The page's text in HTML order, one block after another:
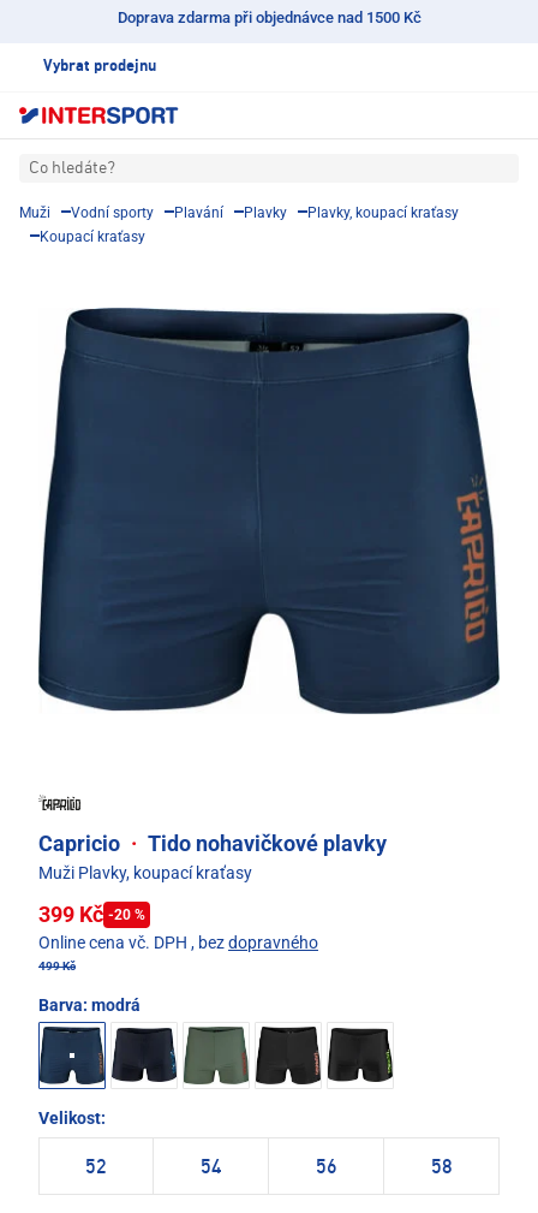
Doprava zdarma při objednávce nad 1500 Kč
Vybrat prodejnu
Co hledáte?
Muži Vodní sporty Plavání Plavky
Plavky, koupací kraťasy
Koupací kraťasy
Capricio · Tido nohavičkové plavky
Muži Plavky, koupací kraťasy
399 Kč -20 %
Online cena vč. DPH , bezdopravného
499 Kč
Barva: modrá
Velikost:
52 54 56 58